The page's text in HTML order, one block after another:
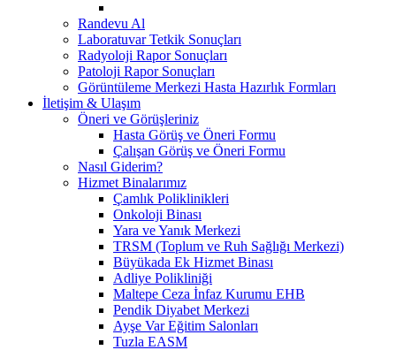
Randevu Al
Laboratuvar Tetkik Sonuçları
Radyoloji Rapor Sonuçları
Patoloji Rapor Sonuçları
Görüntüleme Merkezi Hasta Hazırlık Formları
İletişim & Ulaşım
Öneri ve Görüşleriniz
Hasta Görüş ve Öneri Formu
Çalışan Görüş ve Öneri Formu
Nasıl Giderim?
Hizmet Binalarımız
Çamlık Poliklinikleri
Onkoloji Binası
Yara ve Yanık Merkezi
TRSM (Toplum ve Ruh Sağlığı Merkezi)
Büyükada Ek Hizmet Binası
Adliye Polikliniği
Maltepe Ceza İnfaz Kurumu EHB
Pendik Diyabet Merkezi
Ayşe Var Eğitim Salonları
Tuzla EASM